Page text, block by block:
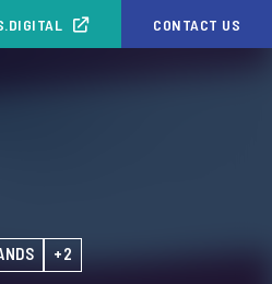
CONTACT US
+2